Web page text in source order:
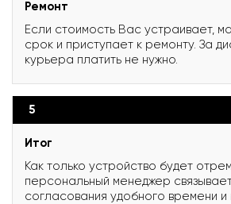
Ремонт
Если стоимость Вас устраивает,
срок и приступает к ремонту. За
курьера платить не нужно.
5
Итог
Как только устройство будет
персональный менеджер
согласования удобного времени и